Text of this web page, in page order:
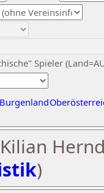
Spieler
Burgenland
)